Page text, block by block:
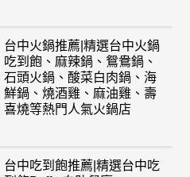
台中火鍋推薦|精選台中火鍋
吃到飽、麻辣鍋、鴛鴦鍋、
石頭火鍋、酸菜白肉鍋、海
鮮鍋、燒酒雞、麻油雞、壽
喜燒等熱門人氣火鍋店
台中吃到飽推薦|精選台中吃